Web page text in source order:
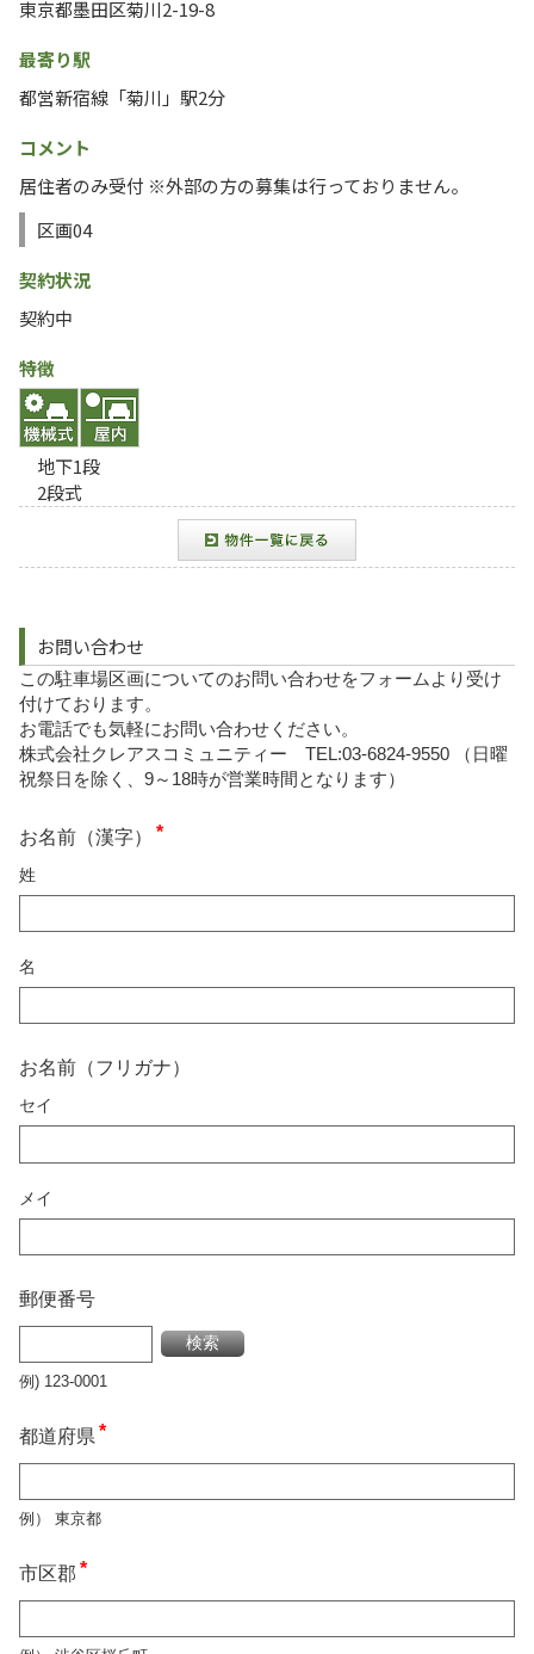
東京都墨田区菊川2-19-8
最寄り駅
都営新宿線「菊川」駅2分
コメント
居住者のみ受付 ※外部の方の募集は行っておりません。
区画04
契約状況
契約中
特徴
地下1段
2段式
お問い合わせ